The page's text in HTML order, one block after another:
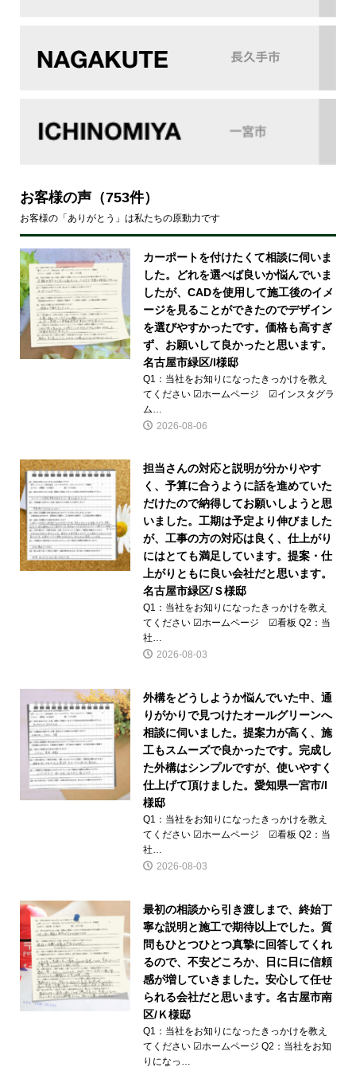
お客様の声（753件）
お客様の「ありがとう」は私たちの原動力です
カーポートを付けたくて相談に伺いま
した。どれを選べば良いか悩んでいま
したが、CADを使用して施工後のイメ
ージを見ることができたのでデザイン
を選びやすかったです。価格も高すぎ
ず、お願いして良かったと思います。
名古屋市緑区/I様邸
Q1：当社をお知りになったきっかけを教え
てください ☑ホームページ ☑インスタグラ
ム…
2026-08-06
担当さんの対応と説明が分かりやす
く、予算に合うように話を進めていた
だけたので納得してお願いしようと思
いました。工期は予定より伸びました
が、工事の方の対応は良く、仕上がり
にはとても満足しています。提案・仕
上がりともに良い会社だと思います。
名古屋市緑区/Ｓ様邸
Q1：当社をお知りになったきっかけを教え
てください ☑ホームページ ☑看板 Q2：当
社…
2026-08-03
外構をどうしようか悩んでいた中、通
りがかりで見つけたオールグリーンへ
相談に伺いました。提案力が高く、施
工もスムーズで良かったです。完成し
た外構はシンプルですが、使いやすく
仕上げて頂けました。愛知県一宮市/I
様邸
Q1：当社をお知りになったきっかけを教え
てください ☑ホームページ ☑看板 Q2：当
社…
2026-08-03
最初の相談から引き渡しまで、終始丁
寧な説明と施工で期待以上でした。質
問もひとつひとつ真摯に回答してくれ
るので、不安どころか、日に日に信頼
感が増していきました。安心して任せ
られる会社だと思います。名古屋市南
区/Ｋ様邸
Q1：当社をお知りになったきっかけを教え
てください ☑ホームページ Q2：当社をお知
りになっ…